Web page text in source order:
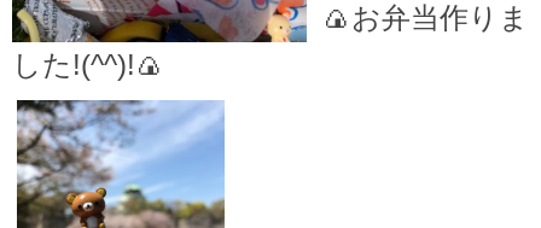
🍙お弁当作りま
した!(^^)!🍙